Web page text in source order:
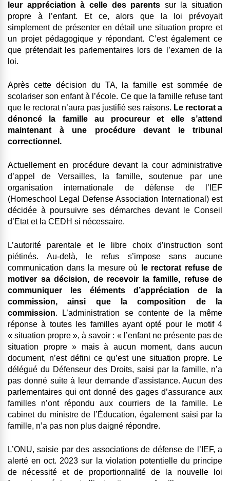
leur appréciation à celle des parents sur la situation
propre à l’enfant. Et ce, alors que la loi prévoyait
simplement de présenter en détail une situation propre et
un projet pédagogique y répondant. C’est également ce
que prétendait les parlementaires lors de l’examen de la
loi.
Après cette décision du TA, la famille est sommée de
scolariser son enfant à l’école. Ce que la famille refuse tant
que le rectorat n’aura pas justifié ses raisons. Le rectorat a
dénoncé la famille au procureur et elle s’attend
maintenant à une procédure devant le tribunal
correctionnel.
Actuellement en procédure devant la cour administrative
d’appel de Versailles, la famille, soutenue par une
organisation internationale de défense de l’IEF
(Homeschool Legal Defense Association International) est
décidée à poursuivre ses démarches devant le Conseil
d’Etat et la CEDH si nécessaire.
L’autorité parentale et le libre choix d’instruction sont
piétinés. Au-delà, le refus s’impose sans aucune
communication dans la mesure où
le rectorat refuse de
motiver sa décision, de recevoir la famille, refuse de
communiquer les éléments d’appréciation de la
commission, ainsi que la composition de la
commission. L’administration se contente de la même
réponse à toutes les familles ayant opté pour le motif 4
« situation propre », à savoir : « l’enfant ne présente pas de
situation propre » mais à aucun moment, dans aucun
document, n’est défini ce qu’est une situation propre. Le
délégué du Défenseur des Droits, saisi par la famille, n’a
pas donné suite à leur demande d’assistance. Aucun des
parlementaires qui ont donné des gages d’assurance aux
familles n’ont répondu aux courriers de la famille. Le
cabinet du ministre de l’Éducation, également saisi par la
famille, n’a pas non plus daigné répondre.
L’ONU, saisie par des associations de défense de l’IEF, a
alerté en oct. 2023 sur la violation potentielle du principe
de nécessité et de proportionnalité de la nouvelle loi